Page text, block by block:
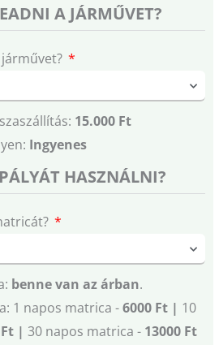
A JÁRMŰVET?
15.000 Ft
Ingyenes
HASZNÁLNI?
benne van az árban.
1 napos matrica -6000 Ft | 10
| 30 napos matrica - 13000 Ft